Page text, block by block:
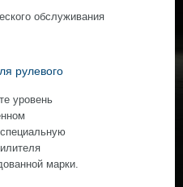
обслуживания
рулевого
уровень
марки.